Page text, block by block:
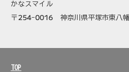
かなスマイル
〒254-0016 神奈川県平塚市東八
TOP